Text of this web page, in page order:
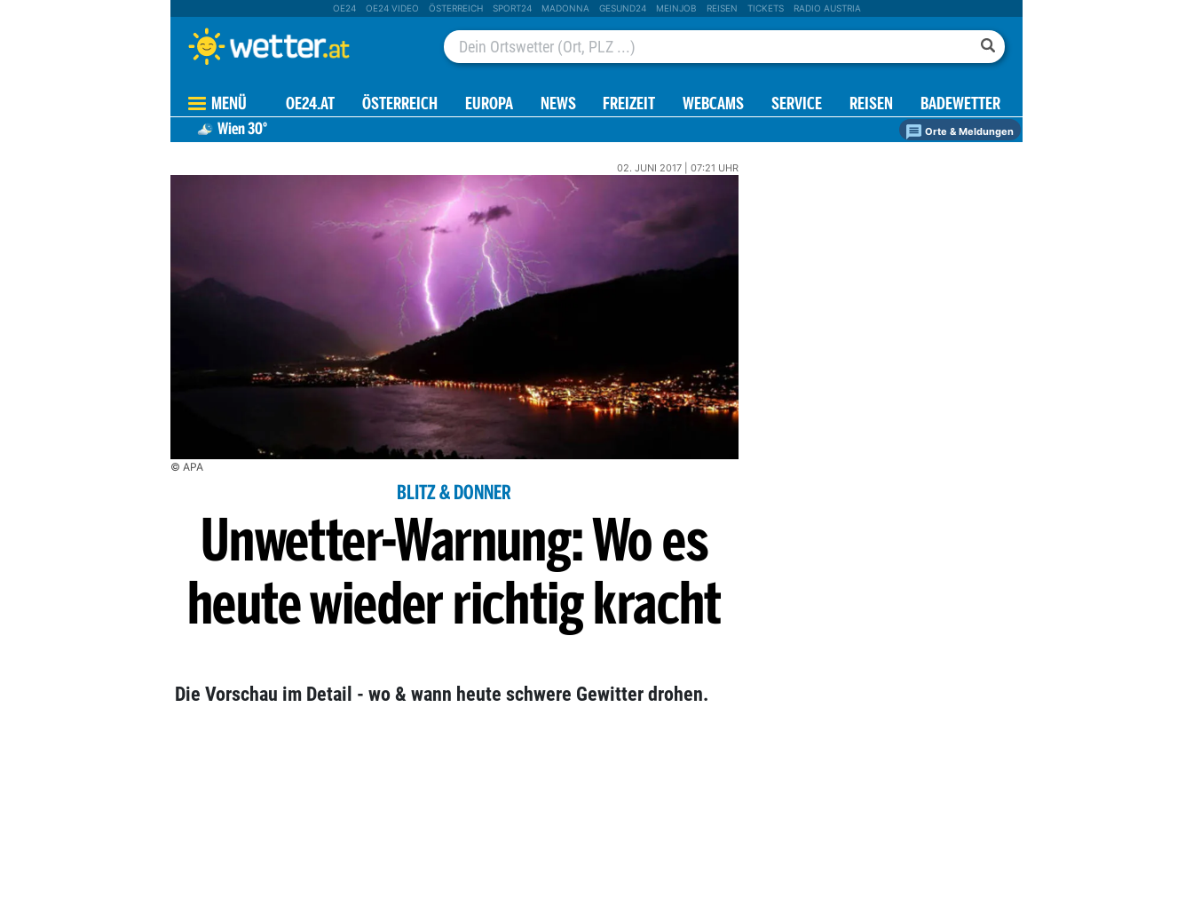
OE24 OE24 VIDEO ÖSTERREICH SPORT24 MADONNA GESUND24 MEINJOB REISEN TICKETS RADIO AUSTRIA
MENÜ OE24.AT ÖSTERREICH EUROPA NEWS FREIZEIT WEBCAMS SERVICE REISEN BADEWETTER
Wien30° Orte & Meldungen
02. JUNI 2017 | 07:21 UHR
© APA
BLITZ & DONNER
Unwetter-Warnung: Wo es
heute wieder richtig kracht
Die Vorschau im Detail - wo & wann heute schwere Gewitter drohen.